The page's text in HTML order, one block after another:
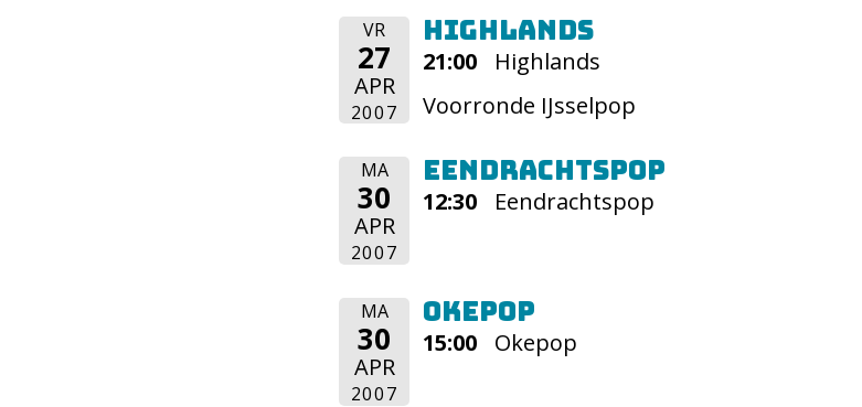
VR
27
APR
2007
Highlands
21:00
Highlands
Voorronde IJsselpop
MA
30
APR
2007
Eendrachtspop
12:30 Eendrachtspop
MA
30
APR
2007
Okepop
15:00 Okepop